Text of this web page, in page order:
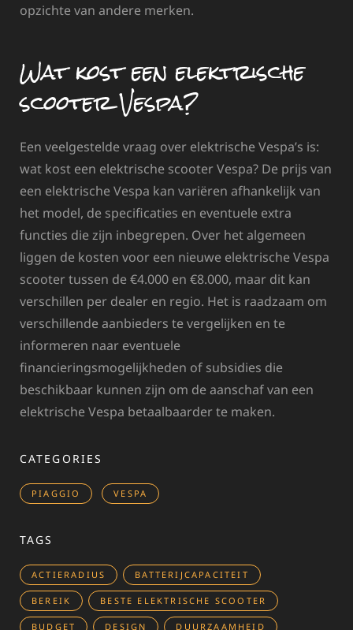
opzichte van andere merken.
Wat kost een elektrische
scooter Vespa?
Een veelgestelde vraag over elektrische Vespa’s is:
wat kost een elektrische scooter Vespa? De prijs van
een elektrische Vespa kan variëren afhankelijk van
het model, de specificaties en eventuele extra
functies die zijn inbegrepen. Over het algemeen
liggen de kosten voor een nieuwe elektrische Vespa
scooter tussen de €4.000 en €8.000, maar dit kan
verschillen per dealer en regio. Het is raadzaam om
verschillende aanbieders te vergelijken en te
informeren naar eventuele
financieringsmogelijkheden of subsidies die
beschikbaar kunnen zijn om de aanschaf van een
elektrische Vespa betaalbaarder te maken.
CATEGORIES
PIAGGIO VESPA
TAGS
ACTIERADIUS BATTERIJCAPACITEIT
BEREIK BESTE ELEKTRISCHE SCOOTER
BUDGET DESIGN DUURZAAMHEID